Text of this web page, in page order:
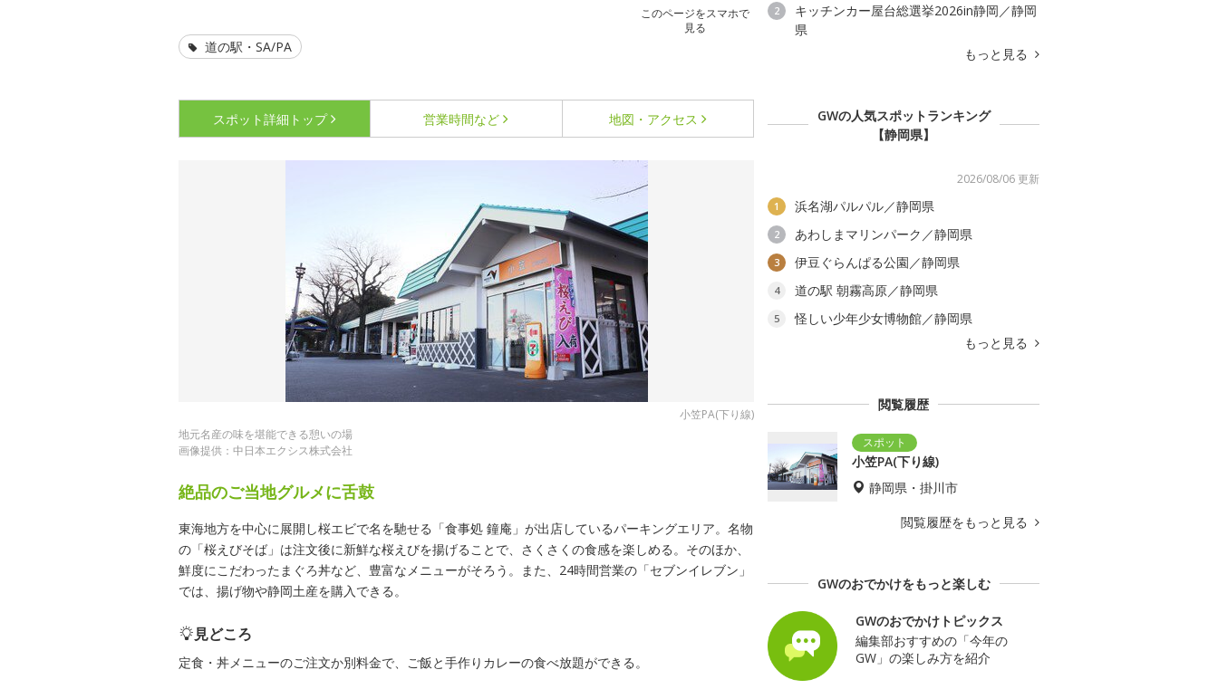
このページをスマホで
見る
道の駅・SA/PA
スポット詳細 トップ 営業時間など 地図・アクセス
小笠PA(下り線)
地元名産の味を堪能できる憩いの場
画像提供：中日本エクシス株式会社
絶品のご当地グルメに舌鼓
東海地方を中心に展開し桜エビで名を馳せる「食事処 鐘庵」が出店しているパーキングエリア。名物
の「桜えびそば」は注文後に新鮮な桜えびを揚げることで、さくさくの食感を楽しめる。そのほか、
鮮度にこだわったまぐろ丼など、豊富なメニューがそろう。また、24時間営業の「セブンイレブン」
では、揚げ物や静岡土産を購入できる。
見どころ
定食・丼メニューのご注文か別料金で、ご飯と手作りカレーの食べ放題ができる。
2
キッチンカー屋台総選挙2026in静岡／静岡
県
もっと見る
GWの人気スポットランキング
【静岡県】
2026/08/06 更新
1 浜名湖パルパル／静岡県
2 あわしまマリンパーク／静岡県
3 伊豆ぐらんぱる公園／静岡県
4 道の駅 朝霧高原／静岡県
5
怪しい少年少女博物館／静岡県
もっと見る
閲覧履歴
小笠PA(下り線)
静岡県・掛川市
閲覧履歴をもっと見る
GWのおでかけをもっと楽しむ
GWのおでかけトピックス
編集部おすすめの「今年の
GW」の楽しみ方を紹介